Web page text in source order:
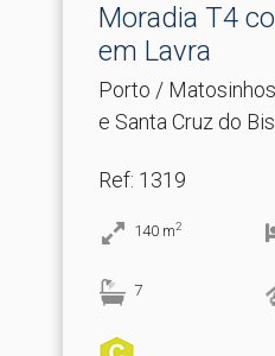
Moradia T4
em Lavra
Porto /
e Santa Cruz do
Ref: 1319
140 m2
7